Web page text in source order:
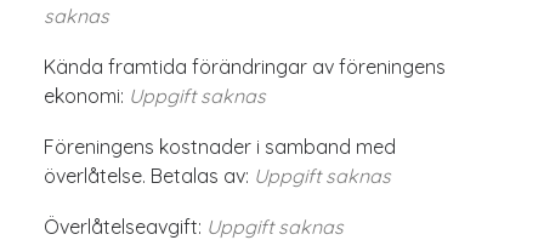
saknas
Kända framtida förändringar av föreningens
ekonomi: Uppgift saknas
Föreningens kostnader i samband med
överlåtelse. Betalas av: Uppgift saknas
Överlåtelseavgift: Uppgift saknas